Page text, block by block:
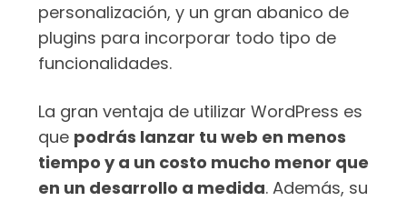
personalización, y un gran abanico de
plugins para incorporar todo tipo de
funcionalidades.
La gran ventaja de utilizar WordPress es
que podrás lanzar tu web en menos
tiempo y a un costo mucho menor que
en un desarrollo a medida. Además, su